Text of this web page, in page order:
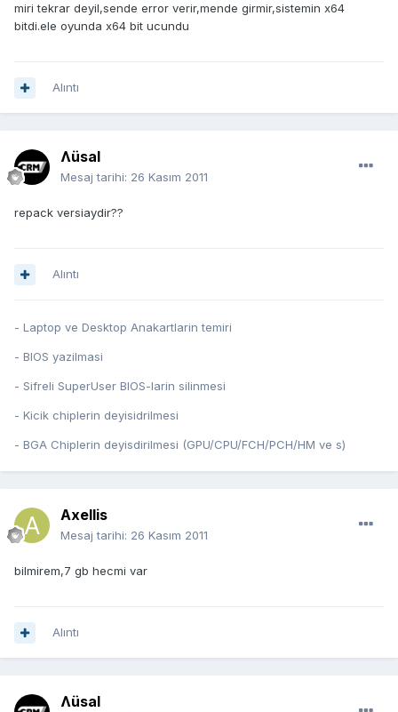
miri tekrar deyil,sende error verir,mende girmir,sistemin x64
bitdi.ele oyunda x64 bit ucundu
Alıntı
Ʌüsal
Mesaj tarihi: 26 Kasım 2011
repack versiaydir??
Alıntı
- Laptop ve Desktop Anakartlarin temiri
- BIOS yazilmasi
- Sifreli SuperUser BIOS-larin silinmesi
- Kicik chiplerin deyisidrilmesi
- BGA Chiplerin deyisdirilmesi (GPU/CPU/FCH/PCH/HM ve s)
Axellis
Mesaj tarihi: 26 Kasım 2011
bilmirem,7 gb hecmi var
Alıntı
Ʌüsal